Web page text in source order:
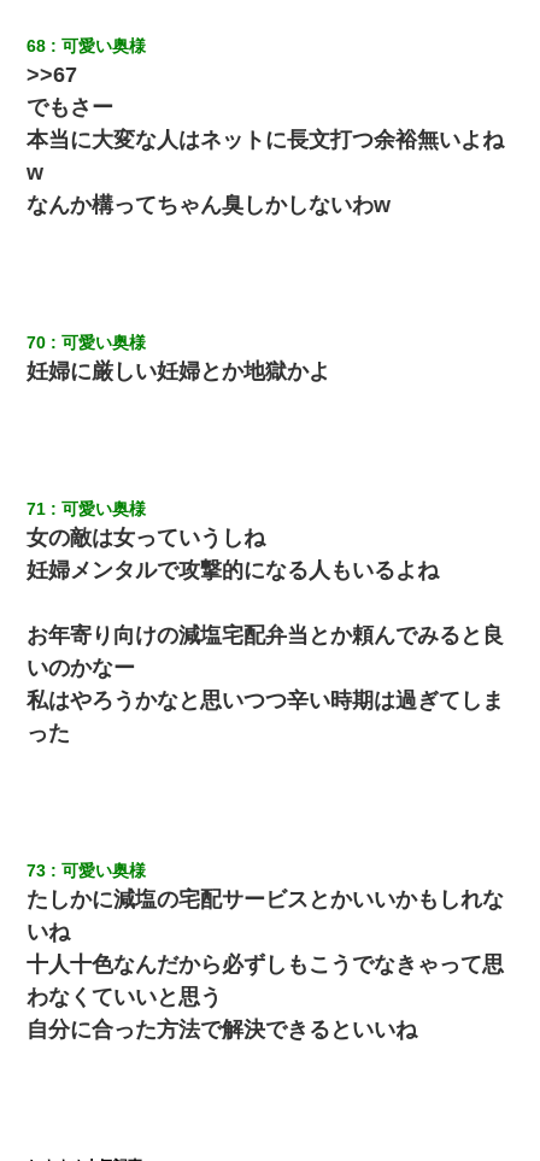
68 可愛い奥様
>>67
でもさー
本当に大変な人はネットに長文打つ余裕無いよね
w
なんか構ってちゃん臭しかしないわw
70 可愛い奥様
妊婦に厳しい妊婦とか地獄かよ
71 可愛い奥様
女の敵は女っていうしね
妊婦メンタルで攻撃的になる人もいるよね
お年寄り向けの減塩宅配弁当とか頼んでみると良
いのかなー
私はやろうかなと思いつつ辛い時期は過ぎてしま
った
73 可愛い奥様
たしかに減塩の宅配サービスとかいいかもしれな
いね
十人十色なんだから必ずしもこうでなきゃって思
わなくていいと思う
自分に合った方法で解決できるといいね